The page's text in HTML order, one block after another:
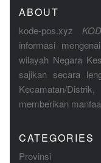
ABOUT
kode-pos.xyz
informasi
wilayah Negara
sajikan secara
Kecamatan/
memberikan
CATEGORIES
Provinsi